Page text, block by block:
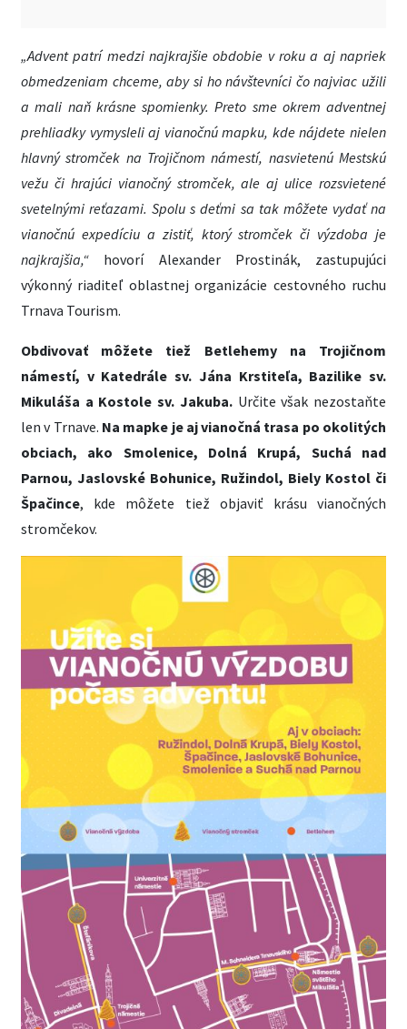
„Advent patrí medzi najkrajšie obdobie v roku a aj napriek
obmedzeniam chceme, aby si ho návštevníci čo najviac užili
a mali naň krásne spomienky. Preto sme okrem adventnej
prehliadky vymysleli aj vianočnú mapku, kde nájdete nielen
hlavný stromček na Trojičnom námestí, nasvietenú Mestskú
vežu či hrajúci vianočný stromček, ale aj ulice rozsvietené
svetelnými reťazami. Spolu s deťmi sa tak môžete vydať na
vianočnú expedíciu a zistiť, ktorý stromček či výzdoba je
najkrajšia,“ hovorí
Alexander Prostinák, zastupujúci
výkonný riaditeľ oblastnej organizácie cestovného ruchu
Trnava Tourism.
Obdivovať môžete tiež Betlehemy na Trojičnom
námestí, v Katedrále sv. Jána Krstiteľa, Bazilike sv.
Mikuláša a Kostole sv. Jakuba.Určite však nezostaňte
len v Trnave. Na mapke je aj vianočná trasa po okolitých
obciach, ako Smolenice, Dolná Krupá, Suchá nad
Parnou, Jaslovské Bohunice, Ružindol, Biely Kostol či
Špačince, kde môžete tiež objaviť krásu vianočných
stromčekov.